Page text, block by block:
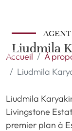
Liudmila
Accueil
À
Liudmila
Liudmila
Livingstone
premier plan à